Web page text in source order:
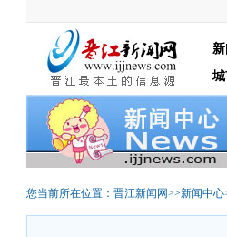
您当前所在位置： 晋江新闻网>>新闻中心